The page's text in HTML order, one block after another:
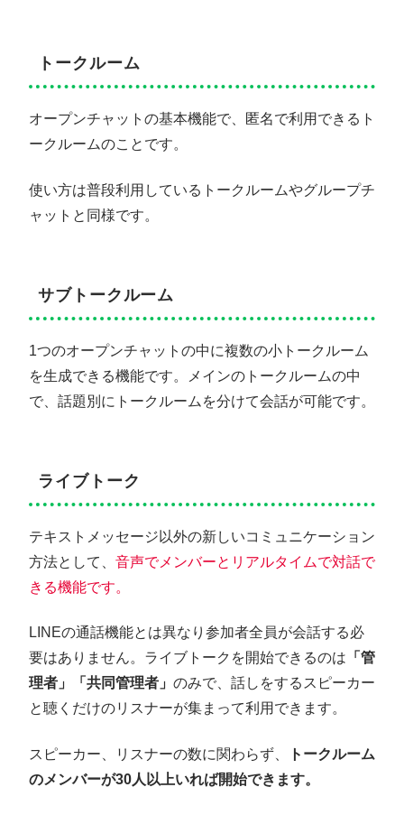
トークルーム
オープンチャットの基本機能で、匿名で利用できるト
ークルームのことです。
使い方は普段利用しているトークルームやグループチ
ャットと同様です。
サブトークルーム
1つのオープンチャットの中に複数の小トークルーム
を生成できる機能です。メインのトークルームの中
で、話題別にトークルームを分けて会話が可能です。
ライブトーク
テキストメッセージ以外の新しいコミュニケーション
方法として、 音声でメンバーとリアルタイムで対話で
きる機能です。
LINEの通話機能とは異なり参加者全員が会話する必
要はありません。ライブトークを開始できるのは 「管
理者」「共同管理者」 のみで、話しをするスピーカー
と聴くだけのリスナーが集まって利用できます。
スピーカー、リスナーの数に関わらず、
トークルーム
のメンバーが30人以上いれば開始できます。